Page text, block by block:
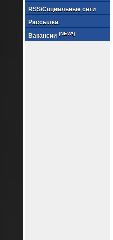
RSS/Социальные сети
Рассылка
Вакансии [NEW!]